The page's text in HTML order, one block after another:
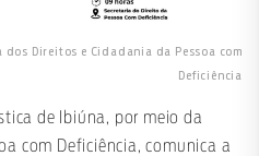
dos Direitos e Cidadania da Pessoa com
Deficiência
de Ibiúna, por meio da
com Deficiência, comunica a